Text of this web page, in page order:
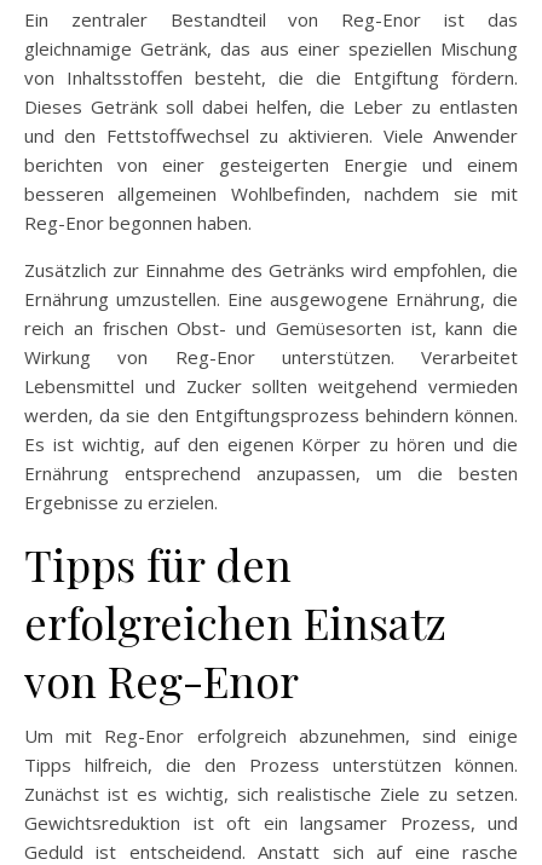
Ein zentraler Bestandteil von Reg-Enor ist das
gleichnamige Getränk, das aus einer speziellen Mischung
von Inhaltsstoffen besteht, die die Entgiftung fördern.
Dieses Getränk soll dabei helfen, die Leber zu entlasten
und den Fettstoffwechsel zu aktivieren. Viele Anwender
berichten von einer gesteigerten Energie und einem
besseren allgemeinen Wohlbefinden, nachdem sie mit
Reg-Enor begonnen haben.
Zusätzlich zur Einnahme des Getränks wird empfohlen, die
Ernährung umzustellen. Eine ausgewogene Ernährung, die
reich an frischen Obst- und Gemüsesorten ist, kann die
Wirkung von Reg-Enor unterstützen. Verarbeitet
Lebensmittel und Zucker sollten weitgehend vermieden
werden, da sie den Entgiftungsprozess behindern können.
Es ist wichtig, auf den eigenen Körper zu hören und die
Ernährung entsprechend anzupassen, um die besten
Ergebnisse zu erzielen.
Tipps für den
erfolgreichen Einsatz
von Reg-Enor
Um mit Reg-Enor erfolgreich abzunehmen, sind einige
Tipps hilfreich, die den Prozess unterstützen können.
Zunächst ist es wichtig, sich realistische Ziele zu setzen.
Gewichtsreduktion ist oft ein langsamer Prozess, und
Geduld ist entscheidend. Anstatt sich auf eine rasche